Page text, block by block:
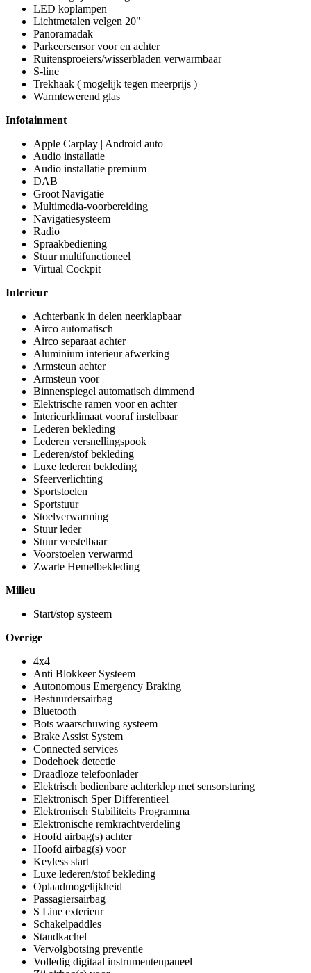
LED koplampen
Lichtmetalen velgen 20"
Panoramadak
Parkeersensor voor en achter
Ruitensproeiers/wisserbladen verwarmbaar
S-line
Trekhaak ( mogelijk tegen meerprijs )
Warmtewerend glas
Infotainment
Apple Carplay | Android auto
Audio installatie
Audio installatie premium
DAB
Groot Navigatie
Multimedia-voorbereiding
Navigatiesysteem
Radio
Spraakbediening
Stuur multifunctioneel
Virtual Cockpit
Interieur
Achterbank in delen neerklapbaar
Airco automatisch
Airco separaat achter
Aluminium interieur afwerking
Armsteun achter
Armsteun voor
Binnenspiegel automatisch dimmend
Elektrische ramen voor en achter
Interieurklimaat vooraf instelbaar
Lederen bekleding
Lederen versnellingspook
Lederen/stof bekleding
Luxe lederen bekleding
Sfeerverlichting
Sportstoelen
Sportstuur
Stoelverwarming
Stuur leder
Stuur verstelbaar
Voorstoelen verwarmd
Zwarte Hemelbekleding
Milieu
Start/stop systeem
Overige
4x4
Anti Blokkeer Systeem
Autonomous Emergency Braking
Bestuurdersairbag
Bluetooth
Bots waarschuwing systeem
Brake Assist System
Connected services
Dodehoek detectie
Draadloze telefoonlader
Elektrisch bedienbare achterklep met sensorsturing
Elektronisch Sper Differentieel
Elektronisch Stabiliteits Programma
Elektronische remkrachtverdeling
Hoofd airbag(s) achter
Hoofd airbag(s) voor
Keyless start
Luxe lederen/stof bekleding
Oplaadmogelijkheid
Passagiersairbag
S Line exterieur
Schakelpaddles
Standkachel
Vervolgbotsing preventie
Volledig digitaal instrumentenpaneel